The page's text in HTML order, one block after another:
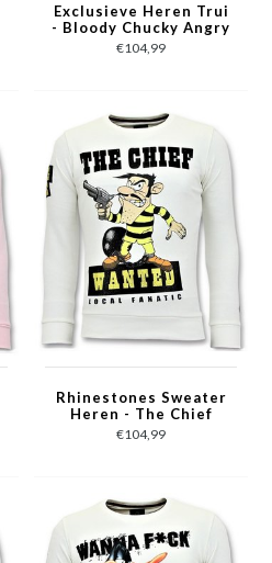
Exclusieve Heren Trui
- Bloody Chucky Angry
Print - Grijs
€104,99
Rhinestones Sweater
Heren - The Chief
Wanted Trui - Wit
€104,99